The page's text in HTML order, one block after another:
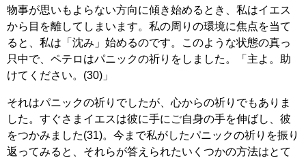
物事が思いもよらない方向に傾き始めるとき、私はイエス
から目を離してしまいます。私の周りの環境に焦点を当て
ると、私は「沈み」始めるのです。このような状態の真っ
只中で、ペテロはパニックの祈りをしました。「主よ。助
けてください。(30)」
それはパニックの祈りでしたが、心からの祈りでもありま
した。すぐさまイエスは彼に手にご自身の手を伸ばし、彼
をつかみました(31)。今まで私がしたパニックの祈りを振り
返ってみると、それらが答えられたいくつかの方法はとて